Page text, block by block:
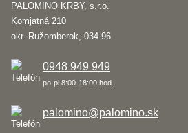
PALOMINO KRBY, s.r.o.
Komjatná 210
okr. Ružomberok, 034 96
0948 949 949
po-pi 8:00-18:00 hod.
palomino@palomino.sk